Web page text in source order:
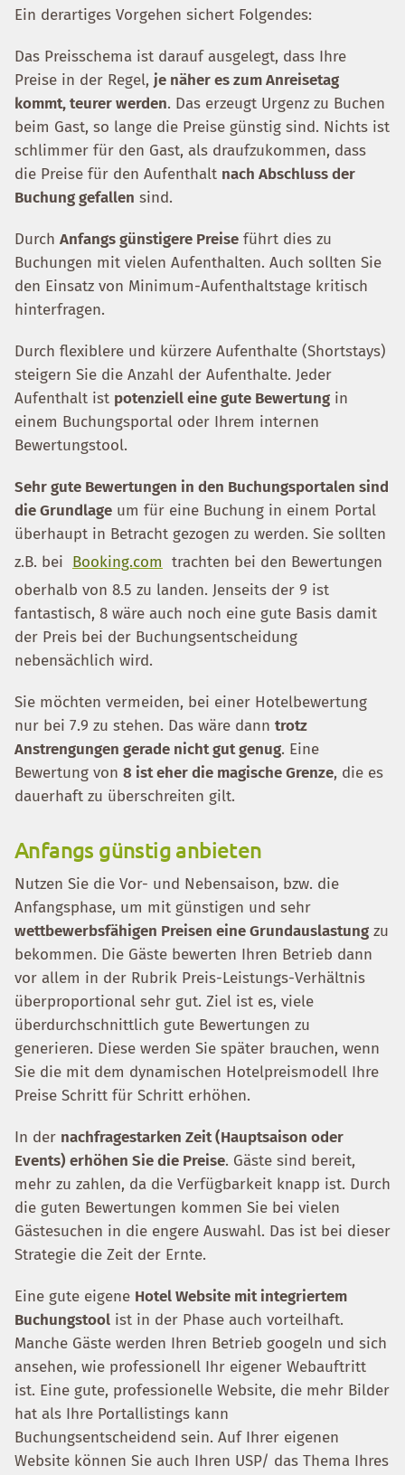
Ein derartiges Vorgehen sichert Folgendes:
Das Preisschema ist darauf ausgelegt, dass Ihre
Preise in der Regel, je näher es zum Anreisetag
kommt, teurer werden. Das erzeugt Urgenz zu Buchen
beim Gast, so lange die Preise günstig sind. Nichts ist
schlimmer für den Gast, als draufzukommen, dass
die Preise für den Aufenthalt nach Abschluss der
Buchung gefallen sind.
Durch Anfangs günstigere Preise führt dies zu
Buchungen mit vielen Aufenthalten. Auch sollten Sie
den Einsatz von Minimum-Aufenthaltstage kritisch
hinterfragen.
Durch flexiblere und kürzere Aufenthalte (Shortstays)
steigern Sie die Anzahl der Aufenthalte. Jeder
Aufenthalt ist potenziell eine gute Bewertung in
einem Buchungsportal oder Ihrem internen
Bewertungstool.
Sehr gute Bewertungen in den Buchungsportalen sind
die Grundlage um für eine Buchung in einem Portal
überhaupt in Betracht gezogen zu werden. Sie sollten
z.B. bei Booking.com trachten bei den Bewertungen
oberhalb von 8.5 zu landen. Jenseits der 9 ist
fantastisch, 8 wäre auch noch eine gute Basis damit
der Preis bei der Buchungsentscheidung
nebensächlich wird.
Sie möchten vermeiden, bei einer Hotelbewertung
nur bei 7.9 zu stehen. Das wäre dann trotz
Anstrengungen gerade nicht gut genug. Eine
Bewertung von 8 ist eher die magische Grenze, die es
dauerhaft zu überschreiten gilt.
Anfangs günstig anbieten
Nutzen Sie die Vor- und Nebensaison, bzw. die
Anfangsphase, um mit günstigen und sehr
wettbewerbsfähigen Preisen eine Grundauslastung zu
bekommen. Die Gäste bewerten Ihren Betrieb dann
vor allem in der Rubrik Preis-Leistungs-Verhältnis
überproportional sehr gut. Ziel ist es, viele
überdurchschnittlich gute Bewertungen zu
generieren. Diese werden Sie später brauchen, wenn
Sie die mit dem dynamischen Hotelpreismodell Ihre
Preise Schritt für Schritt erhöhen.
In der nachfragestarken Zeit (Hauptsaison oder
Events) erhöhen Sie die Preise. Gäste sind bereit,
mehr zu zahlen, da die Verfügbarkeit knapp ist. Durch
die guten Bewertungen kommen Sie bei vielen
Gästesuchen in die engere Auswahl. Das ist bei dieser
Strategie die Zeit der Ernte.
Eine gute eigene Hotel Website mit integriertem
Buchungstool ist in der Phase auch vorteilhaft.
Manche Gäste werden Ihren Betrieb googeln und sich
ansehen, wie professionell Ihr eigener Webauftritt
ist. Eine gute, professionelle Website, die mehr Bilder
hat als Ihre Portallistings kann
Buchungsentscheidend sein. Auf Ihrer eigenen
Website können Sie auch Ihren USP/ das Thema Ihres